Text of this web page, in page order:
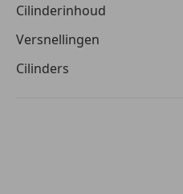
Cilinderinhoud
Versnellingen
Cilinders